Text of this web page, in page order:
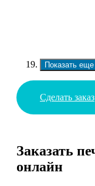
Показать еще
Сделать заказ
Заказать
онлайн